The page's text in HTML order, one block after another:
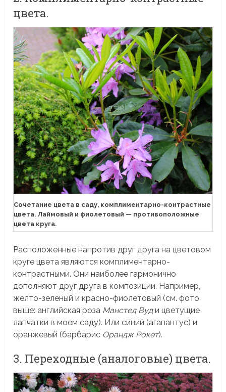
цвета.
Сочетание цвета в саду, комплиментарно-контрастные
цвета. Лаймовый и фиолетовый — противоположные
цвета круга.
Расположенные напротив друг друга на цветовом
круге цвета являются комплиментарно-
контрастными. Они наиболее гармонично
дополняют друг друга в композиции. Например,
желто-зеленый и красно-фиолетовый (см. фото
выше: английская роза Манстед Вуди цветущие
лапчатки в моем саду). Или синий (агапантус) и
оранжевый (барбарис Орандж Рокет).
3. Переходные (аналоговые) цвета.